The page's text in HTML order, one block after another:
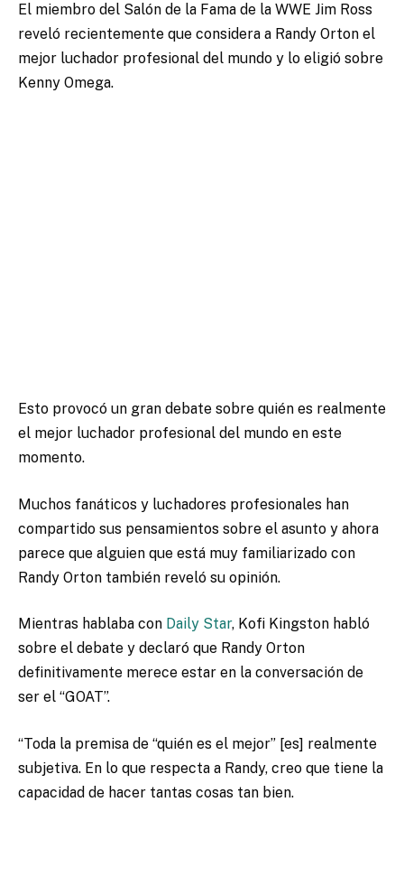
El miembro del Salón de la Fama de la WWE Jim Ross
reveló recientemente que considera a Randy Orton el
mejor luchador profesional del mundo y lo eligió sobre
Kenny Omega.
Esto provocó un gran debate sobre quién es realmente
el mejor luchador profesional del mundo en este
momento.
Muchos fanáticos y luchadores profesionales han
compartido sus pensamientos sobre el asunto y ahora
parece que alguien que está muy familiarizado con
Randy Orton también reveló su opinión.
Mientras hablaba con Daily Star, Kofi Kingston habló
sobre el debate y declaró que Randy Orton
definitivamente merece estar en la conversación de
ser el “GOAT”.
“Toda la premisa de “quién es el mejor” [es] realmente
subjetiva. En lo que respecta a Randy, creo que tiene la
capacidad de hacer tantas cosas tan bien.